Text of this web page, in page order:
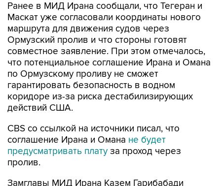
Ранее в МИД Ирана сообщали, что Тегеран и
Маскат уже согласовали координаты нового
маршрута для движения судов через
Ормузский пролив и что стороны готовят
совместное заявление. При этом отмечалось,
что потенциальное соглашение Ирана и Омана
по Ормузскому проливу не сможет
гарантировать безопасность в водном
коридоре из-за риска дестабилизирующих
действий США.
CBS со ссылкой на источники писал, что
соглашение Ирана и Омана не будет
предусматривать плату за проход через
пролив.
Замглавы МИД Ирана Казем Гарибабади